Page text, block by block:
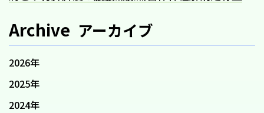
Archive アーカイブ
2026年
2025年
2024年